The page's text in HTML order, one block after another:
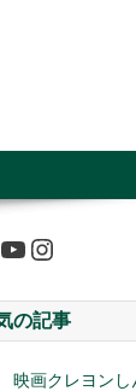
YouTube
の記事
映画クレヨンし